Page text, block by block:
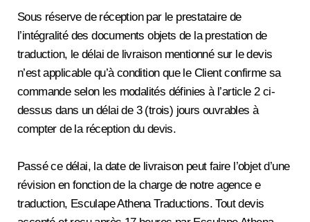
Sous réserve de réception par le prestataire de
l’intégralité des documents objets de la prestation de
traduction, le délai de livraison mentionné sur le devis
n’est applicable qu’à condition que le Client confirme sa
commande selon les modalités définies à l’article 2 ci-
dessus dans un délai de 3 (trois) jours ouvrables à
compter de la réception du devis.
Passé ce délai, la date de livraison peut faire l’objet d’une
révision en fonction de la charge de notre agence e
traduction, Esculape Athena Traductions. Tout devis